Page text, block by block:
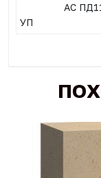
АС
УП